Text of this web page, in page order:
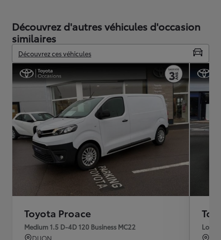
Découvrez d'autres véhicules d'occasion
similaires
Découvrez ces véhicules
Toyota Proace
Medium 1.5 D-4D 120 Business MC22
DIJON
Long